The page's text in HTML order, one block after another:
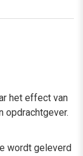
het effect van
opdrachtgever.
wordt geleverd